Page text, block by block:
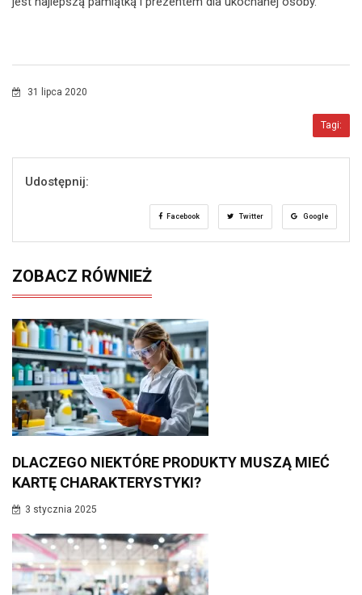
31 lipca 2020
Tagi:
Udostępnij:
Facebook Twitter Google
ZOBACZ RÓWNIEŻ
DLACZEGO NIEKTÓRE PRODUKTY MUSZĄ MIEĆ
KARTĘ CHARAKTERYSTYKI?
3 stycznia 2025